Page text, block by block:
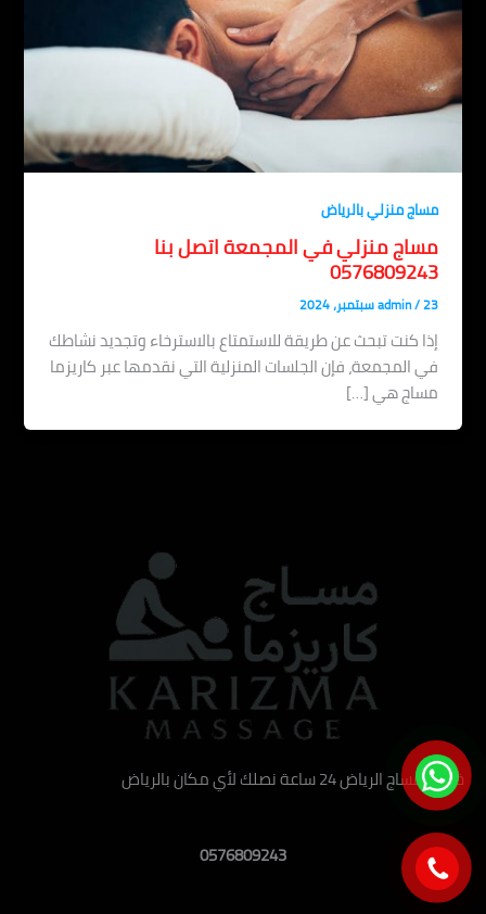
مساج منزلي بالرياض
مساج منزلي في المجمعة اتصل بنا
0576809243
admin/23 سبتمبر، 2024
إذا كنت تبحث عن طريقة للاستمتاع بالاسترخاء وتجديد نشاطك
في المجمعة، فإن الجلسات المنزلية التي نقدمها عبر كاريزما
مساج هي […]
خدمة مساج الرياض 24 ساعة نصلك لأي مكان بالرياض
0576809243